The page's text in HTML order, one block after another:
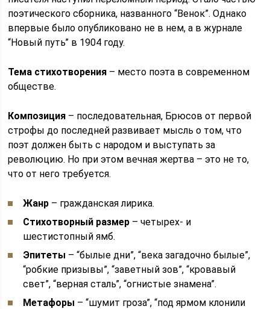
поэтического сборника, названного “Венок”. Однако
впервые было опубликовано не в нем, а в журнале
“Новый путь” в 1904 году.
Тема стихотворения – место поэта в современном
обществе.
Композиция – последовательная, Брюсов от первой
строфы до последней развивает мысль о том, что
поэт должен быть с народом и выступать за
революцию. Но при этом вечная жертва – это не то,
что от него требуется.
Жанр – гражданская лирика.
Стихотворный размер – четырех- и
шестистопный ямб.
Эпитеты – “былые дни”, “века загадочно былые”,
“робкие призывы”, “заветный зов”, “кровавый
свет”, “верная сталь”, “огнистые знамена”.
Метафоры – “шумит гроза”, “под ярмом клонили